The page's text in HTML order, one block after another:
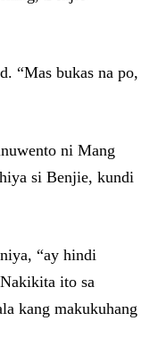
“Mas bukas na po,
ni Mang
si Benjie, kundi
“ay hindi
ito sa
kang makukuhang